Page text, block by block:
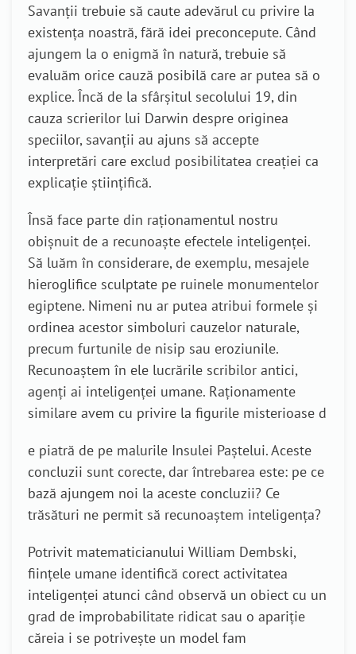
Savanții trebuie să caute adevărul cu privire la
existența noastră, fără idei preconcepute. Când
ajungem la o enigmă în natură, trebuie să
evaluăm orice cauză posibilă care ar putea să o
explice. Încă de la sfârșitul secolului 19, din
cauza scrierilor lui Darwin despre originea
speciilor, savanții au ajuns să accepte
interpretări care exclud posibilitatea creației ca
explicație științifică.
Însă face parte din raționamentul nostru
obișnuit de a recunoaște efectele inteligenței.
Să luăm în considerare, de exemplu, mesajele
hieroglifice sculptate pe ruinele monumentelor
egiptene. Nimeni nu ar putea atribui formele și
ordinea acestor simboluri cauzelor naturale,
precum furtunile de nisip sau eroziunile.
Recunoaștem în ele lucrările scribilor antici,
agenți ai inteligenței umane. Raționamente
similare avem cu privire la figurile misterioase d
e piatră de pe malurile Insulei Paștelui. Aceste
concluzii sunt corecte, dar întrebarea este: pe ce
bază ajungem noi la aceste concluzii? Ce
trăsături ne permit să recunoaștem inteligența?
Potrivit matematicianului William Dembski,
ființele umane identifică corect activitatea
inteligenței atunci când observă un obiect cu un
grad de improbabilitate ridicat sau o apariție
căreia i se potrivește un model fam